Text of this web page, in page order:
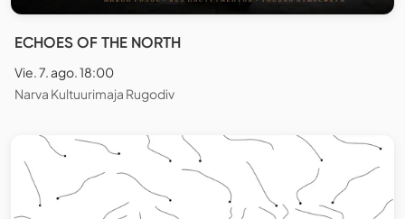
ECHOES OF THE NORTH
Vie. 7. ago. 18:00
Narva Kultuurimaja Rugodiv